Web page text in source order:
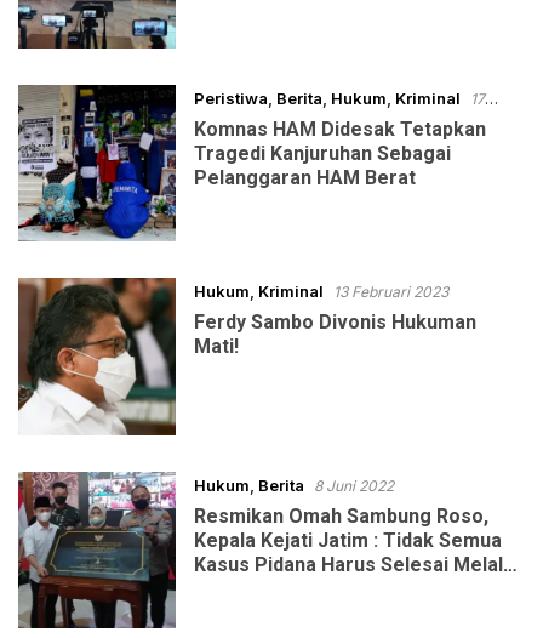
Peristiwa Berita Hukum Kriminal
17
Maret 2023
Komnas HAM Didesak Tetapkan
Tragedi Kanjuruhan Sebagai
Pelanggaran HAM Berat
Hukum Kriminal 13 Februari 2023
Ferdy Sambo Divonis Hukuman
Mati!
Hukum Berita 8 Juni 2022
Resmikan Omah Sambung Roso,
Kepala Kejati Jatim : Tidak Semua
Kasus Pidana Harus Selesai Melalui